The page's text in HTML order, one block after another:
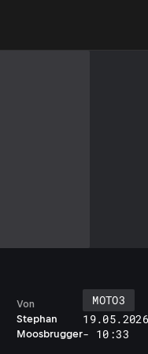
Stephan
Moosbrugger
Von
MOTO3
19.05.2026
- 10:33